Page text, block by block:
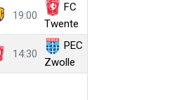
19:00
FC
Twente
14:30
PEC
Zwolle